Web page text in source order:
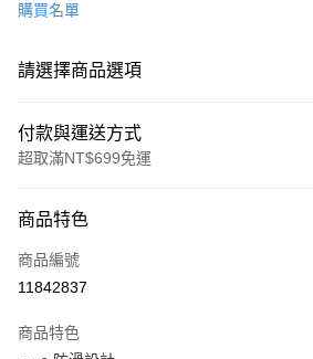
購買名單
請選擇商品選項
付款與運送方式
超取滿NT$699免運
信用卡一次付款
超商取貨付款
街口支付
商品特色
商品編號
11842837
商品特色